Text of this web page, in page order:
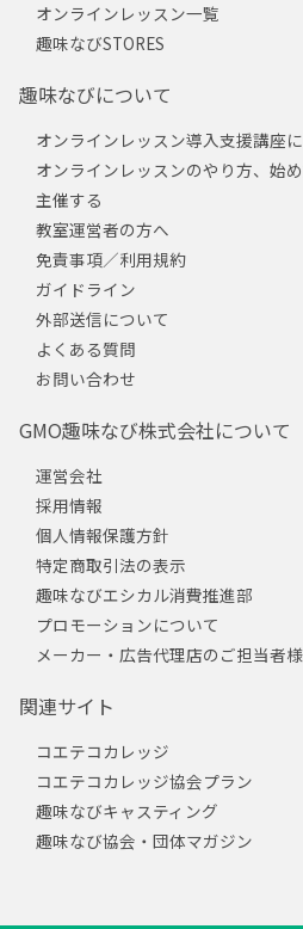
オンラインレッスン一覧
趣味なびSTORES
趣味なびについて
オンラインレッスン導入支援講座
オンラインレッスンのやり方、始
主催する
教室運営者の方へ
免責事項／利用規約
ガイドライン
外部送信について
よくある質問
お問い合わせ
GMO趣味なび株式会社について
運営会社
採用情報
個人情報保護方針
特定商取引法の表示
趣味なびエシカル消費推進部
プロモーションについて
メーカー・広告代理店のご担当者
関連サイト
コエテコカレッジ
コエテコカレッジ協会プラン
趣味なびキャスティング
趣味なび協会・団体マガジン